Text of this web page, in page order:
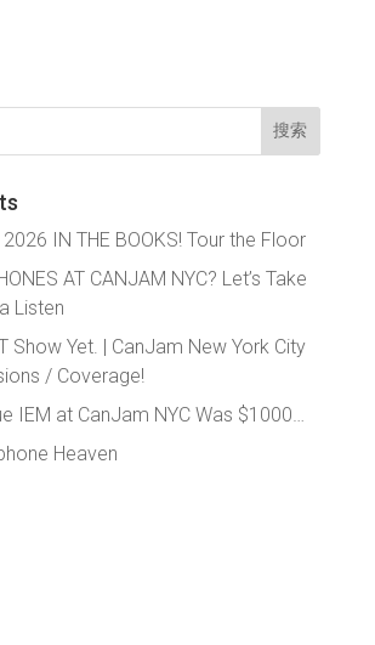
IN THE BOOKS! Tour the Floor
AT CANJAM NYC? Let’s Take
Listen
Show Yet. | CanJam New York City
/ Coverage!
IEM at CanJam NYC Was $1000…
Heaven